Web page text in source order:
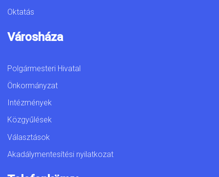
Oktatás
Városháza
Polgármesteri Hivatal
Önkormányzat
Intézmények
Közgyűlések
Választások
Akadálymentesítési nyilatkozat